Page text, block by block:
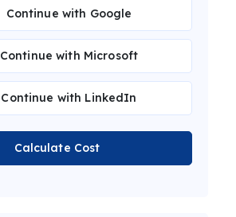
Continue with Google
Continue with Microsoft
Continue with LinkedIn
Calculate Cost